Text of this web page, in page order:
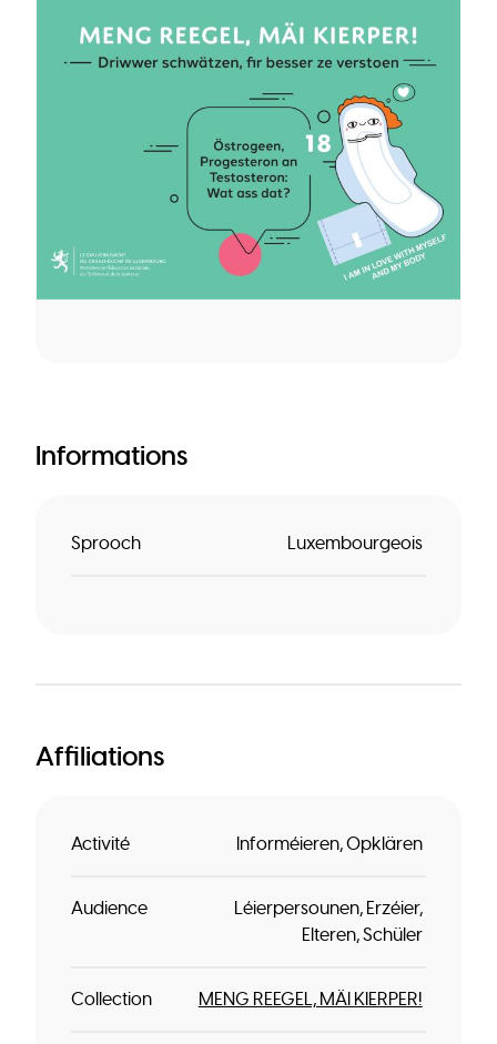
Informations
Sprooch Luxembourgeois
Affiliations
Activité Informéieren Opklären
Audience Léierpersounen Erzéier
Elteren Schüler
Collection MENG REEGEL, MÄI KIERPER!